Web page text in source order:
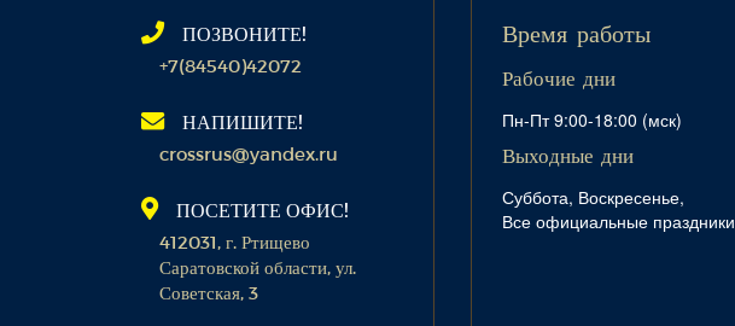
ПОЗВОНИТЕ!
+7(84540)42072
НАПИШИТЕ!
crossrus@yandex.ru
ПОСЕТИТЕ ОФИС!
412031, г. Ртищево
Саратовской области, ул.
Советская, 3
Время работы
Рабочие дни
Пн-Пт 9:00-18:00 (мск)
Выходные дни
Суббота, Воскресенье,
Все официальные праздники